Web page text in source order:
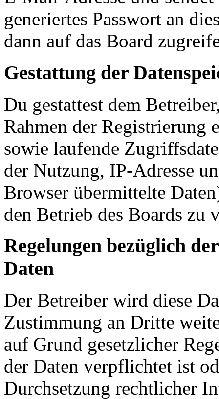
generiertes Passwort an
dann auf das Board
Gestattung der
Du gestattest dem
Rahmen der Registrierung
sowie laufende
der Nutzung, IP-Adresse
Browser übermittelte
den Betrieb des Boards zu
Regelungen bezüglich
Daten
Der Betreiber wird diese
Zustimmung an Dritte
auf Grund gesetzlicher
der Daten verpflichtet ist
Durchsetzung rechtlicher